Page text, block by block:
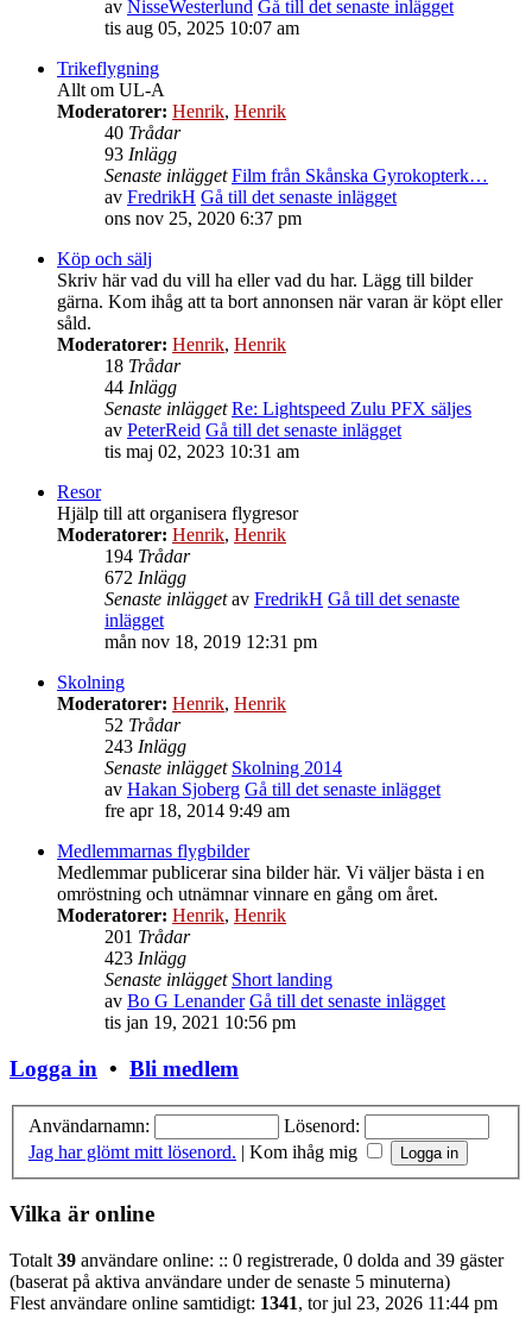
av NisseWesterlund Gå till det senaste inlägget
tis aug 05, 2025 10:07 am
Trikeflygning
Allt om UL-A
Moderatorer: Henrik, Henrik
40 Trådar
93 Inlägg
Senaste inlägget Film från Skånska Gyrokopterk…
av FredrikH Gå till det senaste inlägget
ons nov 25, 2020 6:37 pm
Köp och sälj
Skriv här vad du vill ha eller vad du har. Lägg till bilder
gärna. Kom ihåg att ta bort annonsen när varan är köpt eller
såld.
Moderatorer: Henrik, Henrik
18 Trådar
44 Inlägg
Senaste inlägget Re: Lightspeed Zulu PFX säljes
av PeterReid Gå till det senaste inlägget
tis maj 02, 2023 10:31 am
Resor
Hjälp till att organisera flygresor
Moderatorer: Henrik, Henrik
194 Trådar
672 Inlägg
Senaste inläggetav FredrikH Gå till det senaste
inlägget
mån nov 18, 2019 12:31 pm
Skolning
Moderatorer: Henrik, Henrik
52 Trådar
243 Inlägg
Senaste inlägget Skolning 2014
av Hakan Sjoberg Gå till det senaste inlägget
fre apr 18, 2014 9:49 am
Medlemmarnas flygbilder
Medlemmar publicerar sina bilder här. Vi väljer bästa i en
omröstning och utnämnar vinnare en gång om året.
Moderatorer: Henrik, Henrik
201 Trådar
423 Inlägg
Senaste inlägget Short landing
av Bo G Lenander Gå till det senaste inlägget
tis jan 19, 2021 10:56 pm
Logga in • Bli medlem
Användarnamn:
Lösenord:
Jag har glömt mitt lösenord. | Kom ihåg mig
Vilka är online
Totalt 39 användare online: :: 0 registrerade, 0 dolda and 39 gäster
(baserat på aktiva användare under de senaste 5 minuterna)
Flest användare online samtidigt: 1341, tor jul 23, 2026 11:44 pm